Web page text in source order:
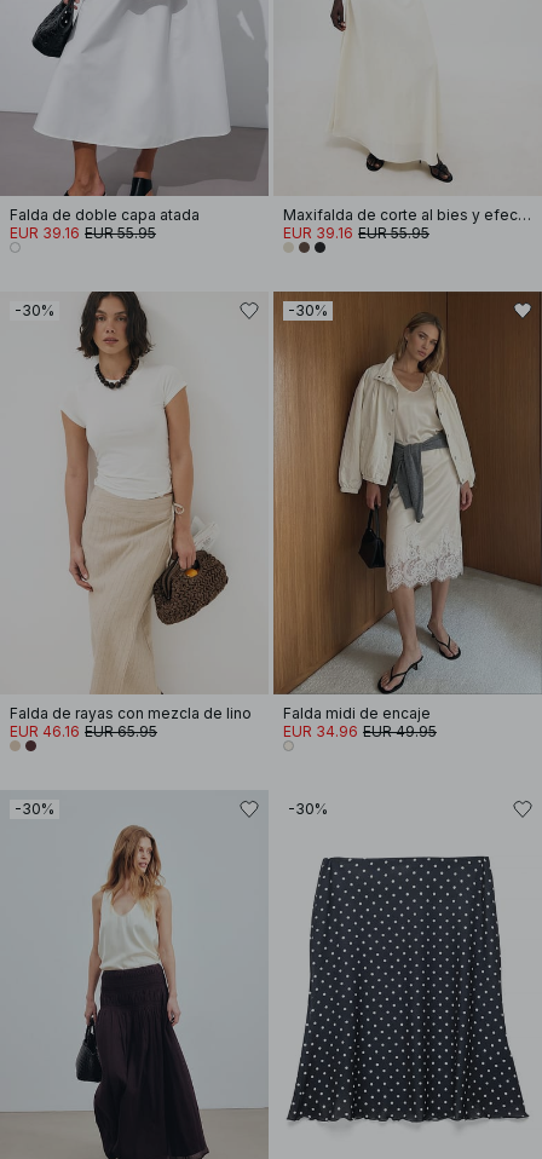
Falda de doble capa atada
EUR 39.16 EUR 55.95
Maxifalda de corte al bies y efecto arrugado
EUR 39.16 EUR 55.95
-30%
Falda de rayas con mezcla de lino
EUR 46.16 EUR 65.95
-30%
Falda midi de encaje
EUR 34.96 EUR 49.95
-30% -30%